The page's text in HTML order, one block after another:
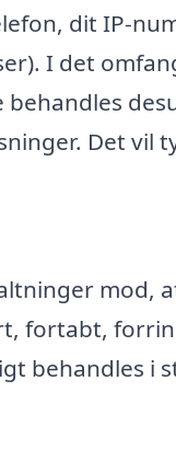
dit IP-
I det
Det vil
mod,
fortabt,
behandles i